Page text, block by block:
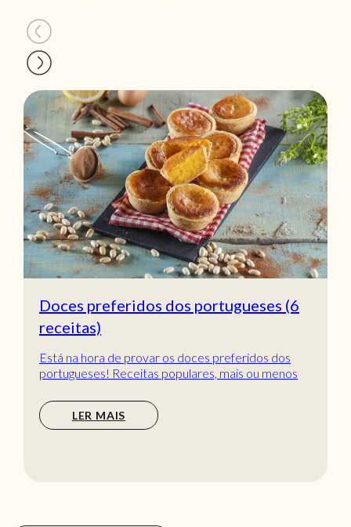
Doces preferidos dos portugueses (6
receitas)
Está na hora de provar os doces preferidos dos
portugueses! Receitas populares, mais ou menos
LER MAIS